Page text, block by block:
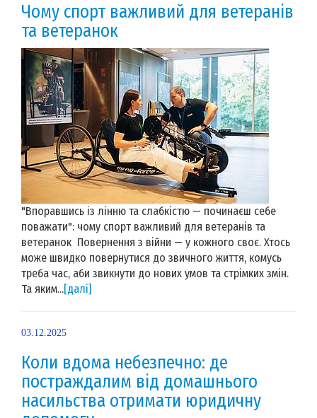
Чому спорт важливий для ветеранів
та ветеранок
"Впоравшись із лінню та слабкістю — починаєш себе
поважати": чому спорт важливий для ветеранів та
ветеранок Повернення з війни — у кожного своє. Хтось
може швидко повернутися до звичного життя, комусь
треба час, аби звикнути до нових умов та стрімких змін.
Та яким...[далі]
03.12.2025
Коли вдома небезпечно: де
постраждалим від домашнього
насильства отримати юридичну